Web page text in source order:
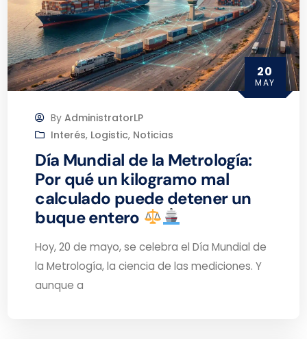
20
MAY
ByAdministratorLP
Interés, Logistic, Noticias
Día Mundial de la Metrología:
Por qué un kilogramo mal
calculado puede detener un
buque entero
Hoy, 20 de mayo, se celebra el Día Mundial de
la Metrología, la ciencia de las mediciones. Y
aunque a